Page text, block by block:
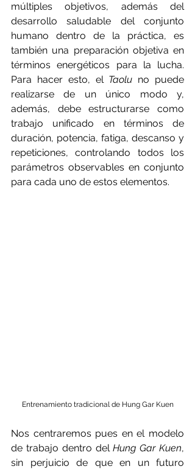
múltiples objetivos, además del
desarrollo saludable del conjunto
humano dentro de la práctica, es
también una preparación objetiva en
términos energéticos para la lucha.
Para hacer esto, el Taolu no puede
realizarse de un único modo y,
además, debe estructurarse como
trabajo unificado en términos de
duración, potencia, fatiga, descanso y
repeticiones, controlando todos los
parámetros observables en conjunto
para cada uno de estos elementos.
Entrenamiento tradicional de Hung Gar Kuen
Nos centraremos pues en el modelo
de trabajo dentro del Hung Gar Kuen,
sin perjuicio de que en un futuro